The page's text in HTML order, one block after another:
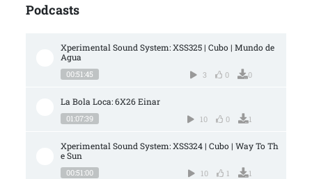
Podcasts
Xperimental Sound System: XSS325 | Cubo | Mundo de
Agua
00:51:45 3 0 0
La Bola Loca: 6X26 Einar
01:07:39 10 0 1
Xperimental Sound System: XSS324 | Cubo | Way To Th
e Sun
00:51:00 10 1 1